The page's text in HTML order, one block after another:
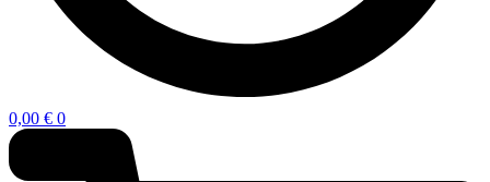
0,00 € 0